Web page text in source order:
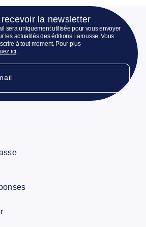
la newsletter
sera uniquement utilisée pour vous envoyer
les actualités des éditions Larousse. Vous
à tout moment. Pour plus
ici.